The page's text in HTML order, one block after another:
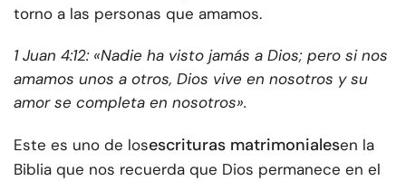
torno a las personas que amamos.
1 Juan 4:12: «Nadie ha visto jamás a Dios; pero si nos
amamos unos a otros, Dios vive en nosotros y su
amor se completa en nosotros».
Este es uno de losescrituras matrimonialesen la
Biblia que nos recuerda que Dios permanece en el